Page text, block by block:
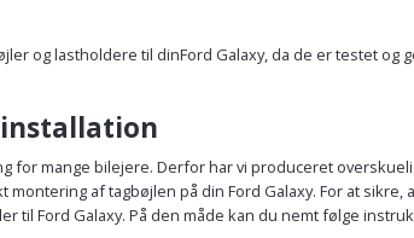
og lastholdere til dinFord Galaxy, da de er testet
mange bilejere. Derfor har vi produceret
af tagbøjlen på din Ford Galaxy. For at
til Ford Galaxy. På den måde kan du nemt følge